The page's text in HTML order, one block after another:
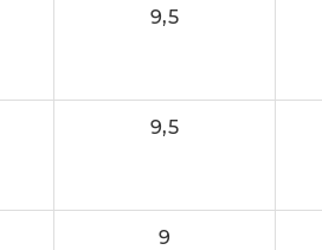
9,5
9,5
9